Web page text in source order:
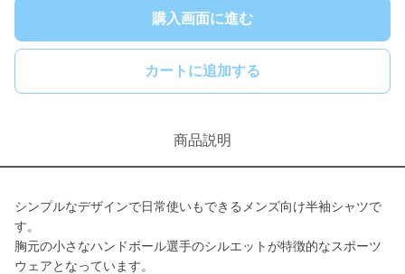
購入画面に進む
カートに追加する
商品説明
シンプルなデザインで日常使いもできるメンズ向け半袖シャツで
す。
胸元の小さなハンドボール選手のシルエットが特徴的なスポーツ
ウェアとなっています。